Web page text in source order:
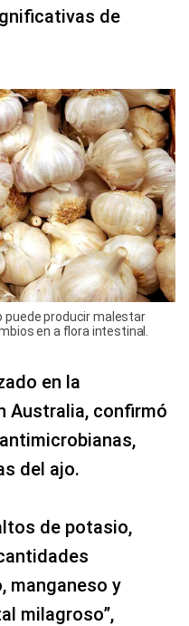
de
puede producir malestar
en a flora intestinal.
en la
Australia, confirmó
del ajo.
de potasio,
manganeso y
milagroso”,